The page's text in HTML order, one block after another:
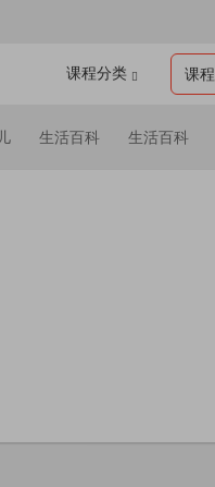
课程分类 课程
生活百科 生活百科